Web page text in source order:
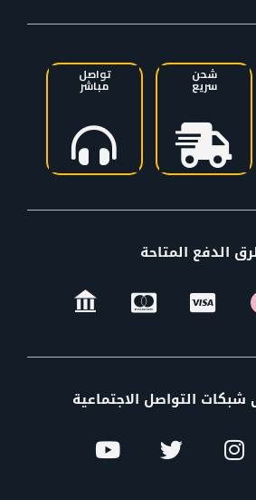
شحن
سريع
تواصل
مباشر
الدفع المتاحة
شبكات التواصل الاجتماعية